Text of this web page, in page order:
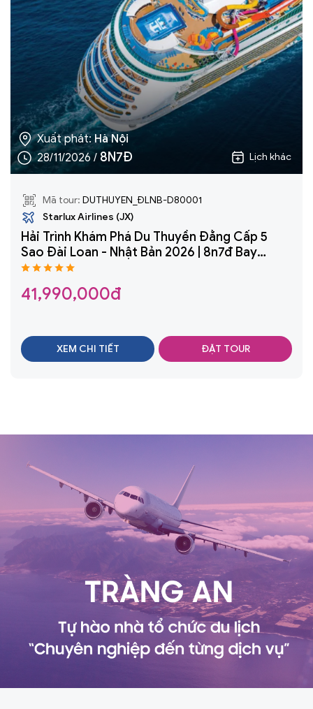
Xuất phát:Hà Nội
28/11/2026 / 8N7Đ Lịch khác
Mã tour: DUTHUYEN_ĐLNB-D80001
Starlux Airlines (JX)
Hải Trình Khám Phá Du Thuyền Đẳng Cấp 5
Sao Đài Loan - Nhật Bản 2026 | 8n7đ Bay
Starlux Air + Du Thuyền Star Navigator
41,990,000đ
XEM CHI TIẾT ĐẶT TOUR